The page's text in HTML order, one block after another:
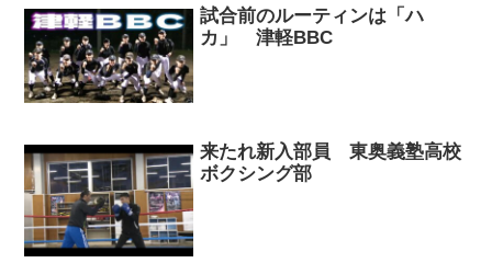
試合前のルーティンは「ハ
カ」 津軽BBC
来たれ新入部員 東奥義塾高校
ボクシング部